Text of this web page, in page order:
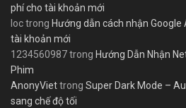
phí cho tài khoản mới
loctrong Hướng dẫn cách nhận
tài khoản mới
1234560987trong Hướng Dẫn Nhận
Phim
AnonyViettrong Super Dark Mode –
sang chế độ tối